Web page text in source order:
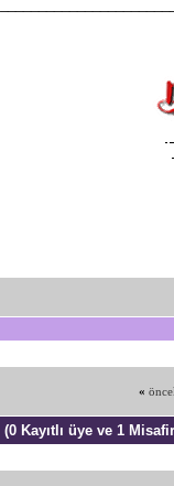
«
(0 Kayıtlı üye ve 1